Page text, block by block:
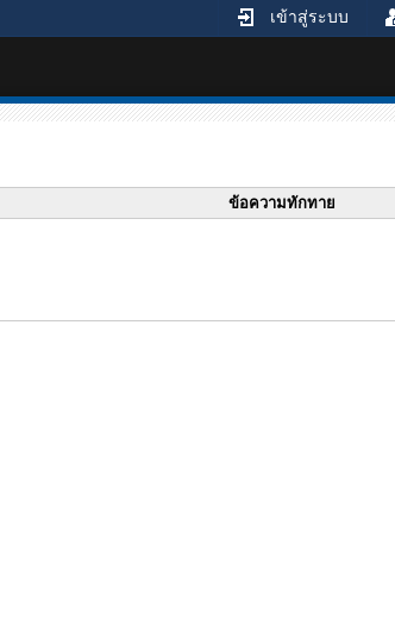
เข้าสู่ระบบ
ข้อความทักทาย